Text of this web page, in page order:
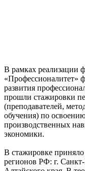
В рамках реализации
«Профессионалитет»
развития
прошли стажировки
(преподавателей,
обучения) по
производственных
экономики.
В стажировке приняло
регионов РФ: г.